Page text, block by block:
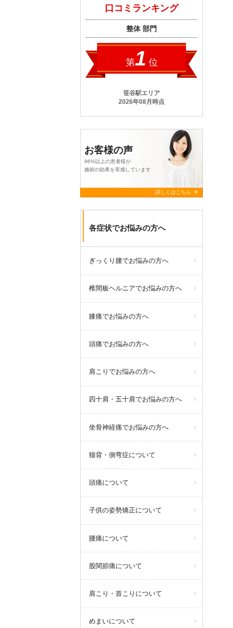
お客様の声
96%以上の患者様が
施術の効果を実感しています
詳しくはこちら arrow_forward
各症状でお悩みの方へ
ぎっくり腰でお悩みの方へ
椎間板ヘルニアでお悩みの方へ
膝痛でお悩みの方へ
頭痛でお悩みの方へ
肩こりでお悩みの方へ
四十肩・五十肩でお悩みの方へ
坐骨神経痛でお悩みの方へ
猫背・側弯症について
頭痛について
子供の姿勢矯正について
腰痛について
股関節痛について
肩こり・首こりについて
めまいについて